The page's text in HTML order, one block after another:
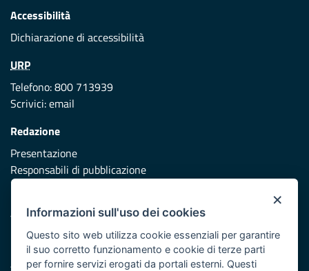
Accessibilità
Dichiarazione di accessibilità
URP
Telefono: 800 713939
Scrivici:email
Redazione
Presentazione
Responsabili di pubblicazione
Vai al sito di Protezione Civile Puglia
Iniziativa finanziata con risorse del POR Puglia 2014/2020 -
Asse XI
×
Informazioni sull'uso dei cookies
Questo sito web utilizza cookie essenziali per garantire
il suo corretto funzionamento e cookie di terze parti
per fornire servizi erogati da portali esterni. Questi